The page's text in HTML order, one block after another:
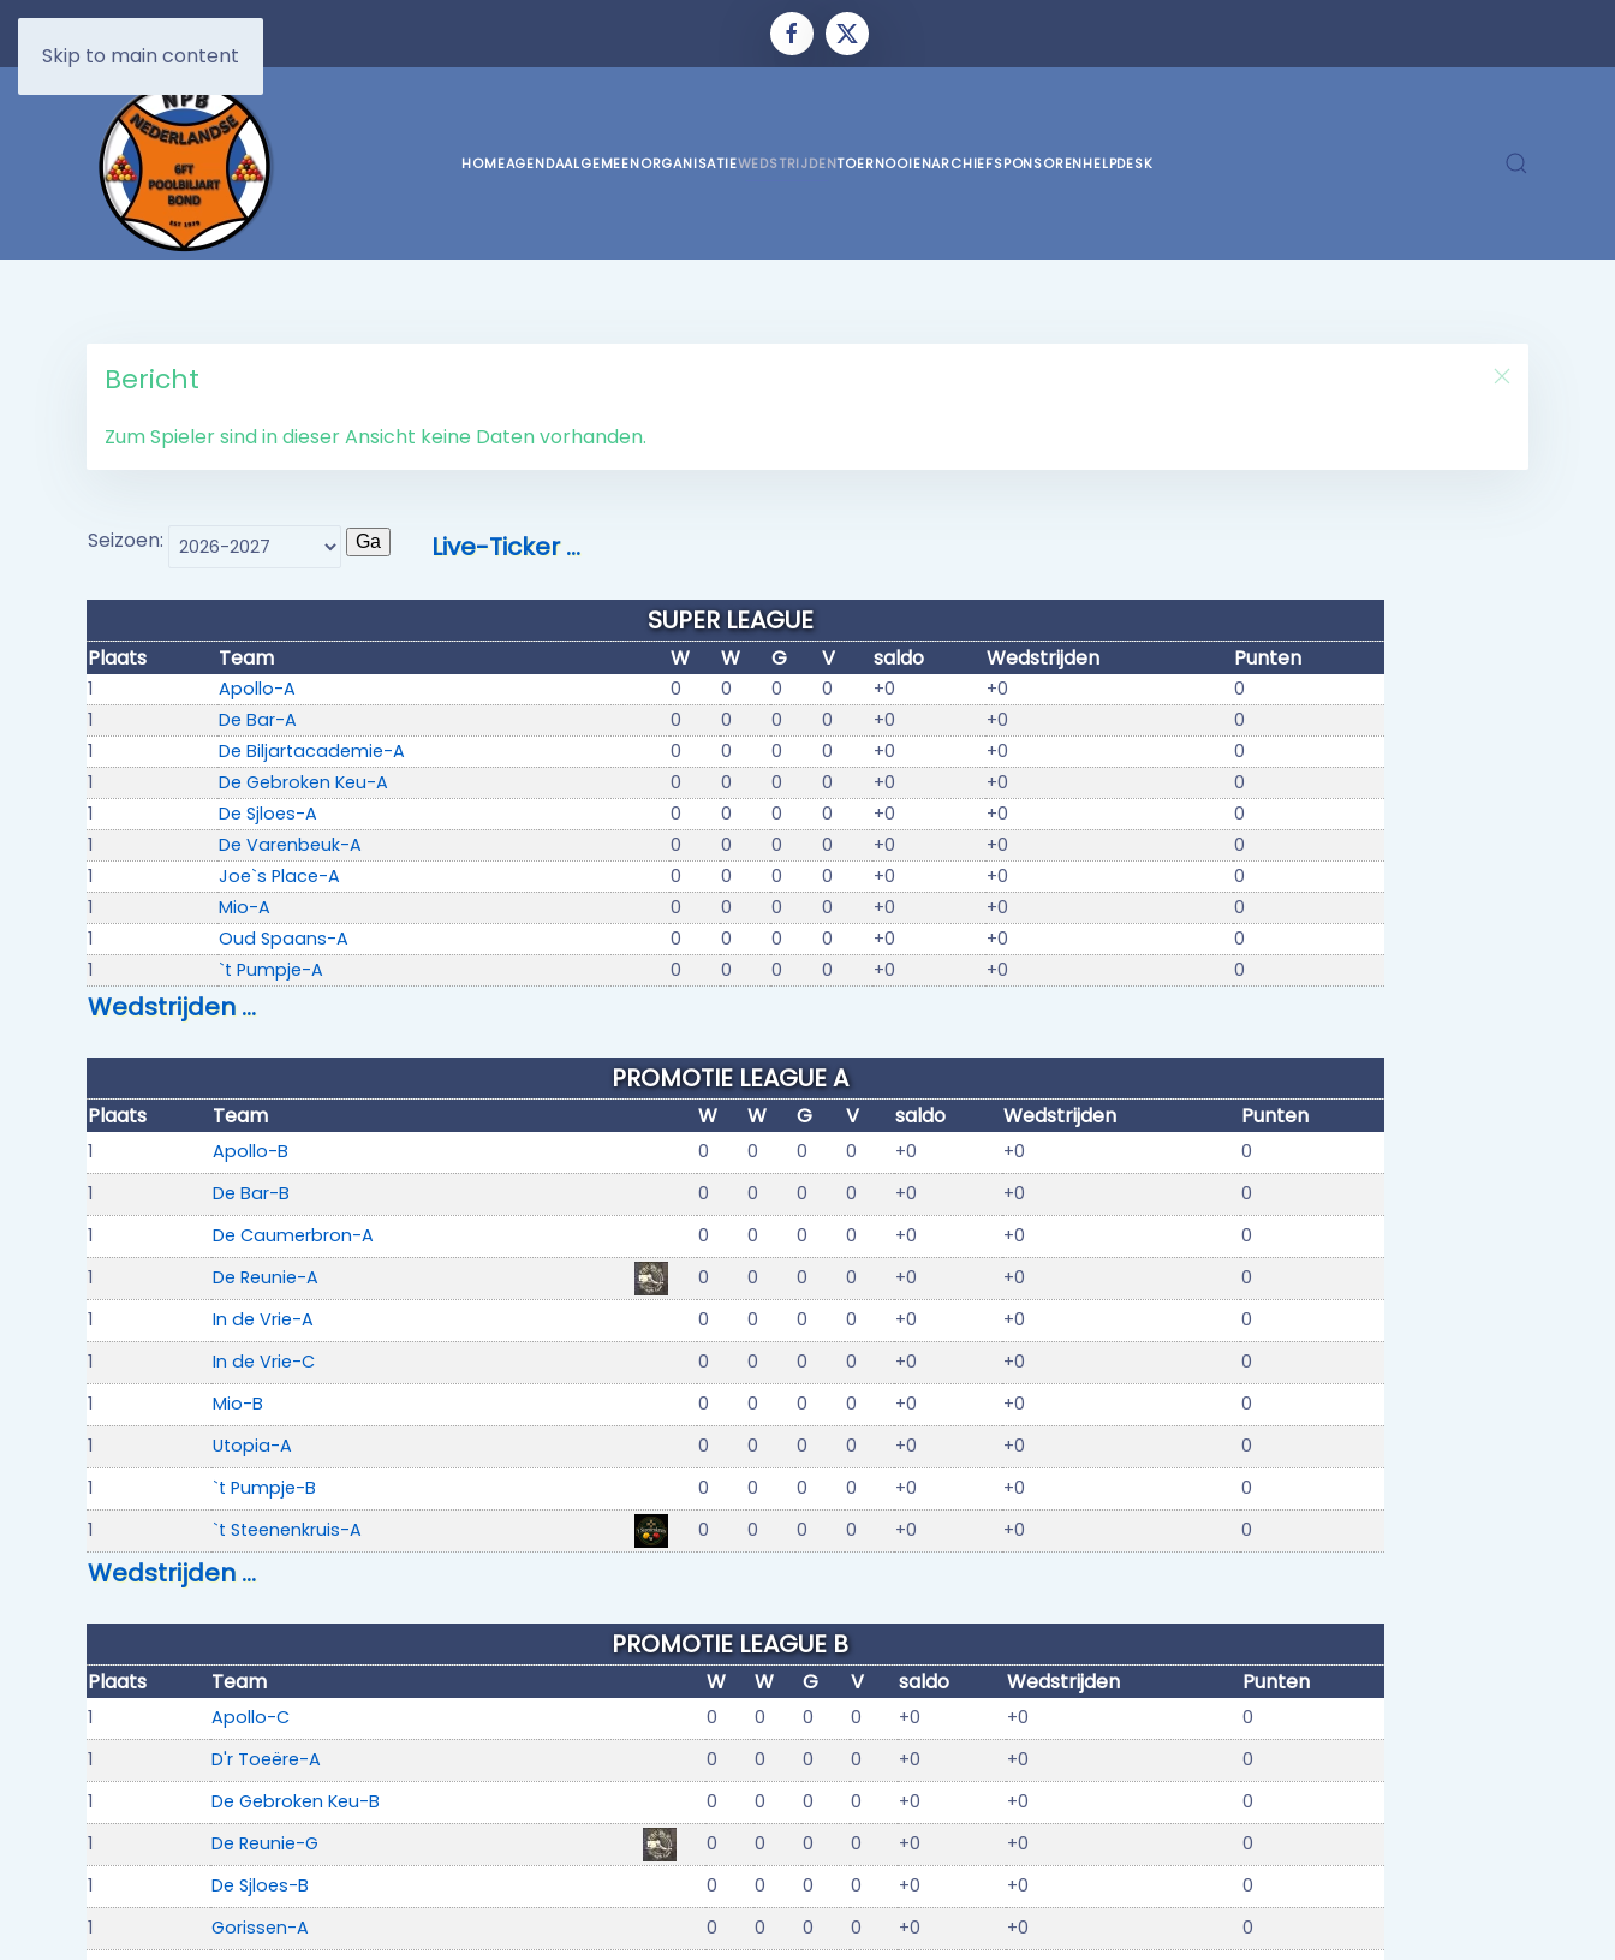
Skip to main content
HOMEAGENDAALGEMEENORGANISATIEWEDSTRIJDENTOERNOOIENARCHIEFSPONSORENHELPDESK
Bericht
Zum Spieler sind in dieser Ansicht keine Daten vorhanden.
Seizoen: Live-Ticker …
SUPER LEAGUE
Plaats Team W W G V saldo Wedstrijden Punten
1 Apollo-A 0 0 0 0 +0 +0
0
1
De Bar-A 0 0 0 0 +0 +0
0
1
De Biljartacademie-A 0 0 0 0 +0 +0
0
1
De Gebroken Keu-A 0 0 0 0 +0 +0
0
1
De Sjloes-A 0 0 0 0 +0 +0
0
1
De Varenbeuk-A 0 0 0 0 +0 +0
0
1
Joe`s Place-A 0 0 0 0 +0 +0
0
1
Mio-A 0 0 0 0 +0 +0
0
1
Oud Spaans-A 0 0 0 0 +0 +0
0
1
`t Pumpje-A 0 0 0 0 +0 +0 0
Wedstrijden …
PROMOTIE LEAGUE A
Plaats Team W W G V saldo Wedstrijden Punten
1 Apollo-B 0 0 0 0 +0 +0
0
1
De Bar-B 0 0 0 0 +0 +0
0
1
De Caumerbron-A 0 0 0 0 +0 +0
0
1
De Reunie-A 0 0 0 0 +0 +0
0
1
In de Vrie-A 0 0 0 0 +0 +0
0
1
In de Vrie-C 0 0 0 0 +0 +0
0
1
Mio-B 0 0 0 0 +0 +0
0
1
Utopia-A 0 0 0 0 +0 +0
0
1
`t Pumpje-B 0 0 0 0 +0 +0
0
1
`t Steenenkruis-A 0 0 0 0 +0 +0 0
Wedstrijden …
PROMOTIE LEAGUE B
Plaats Team W W G V saldo Wedstrijden Punten
1 Apollo-C 0 0 0 0 +0 +0
0
1
D'r Toeëre-A 0 0 0 0 +0 +0
0
1
De Gebroken Keu-B 0 0 0 0 +0 +0
0
1
De Reunie-G 0 0 0 0 +0 +0
0
1
De Sjloes-B 0 0 0 0 +0 +0
0
1
Gorissen-A 0 0 0 0 +0 +0
0